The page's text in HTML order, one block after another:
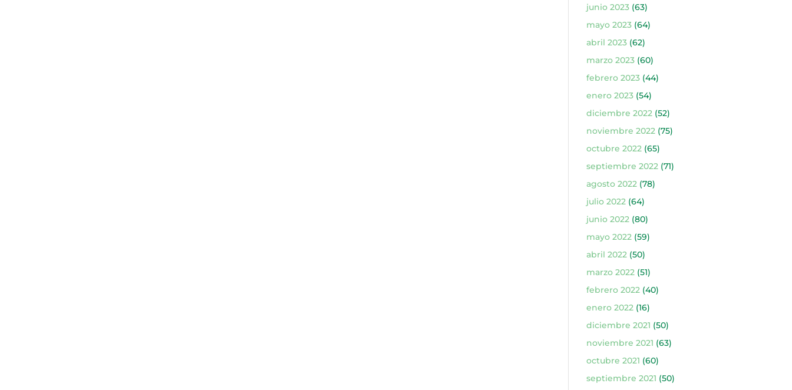
junio 2023(63)
mayo 2023(64)
abril 2023(62)
marzo 2023(60)
febrero 2023(44)
enero 2023(54)
diciembre 2022(52)
noviembre 2022(75)
octubre 2022(65)
septiembre 2022(71)
agosto 2022(78)
julio 2022(64)
junio 2022(80)
mayo 2022(59)
abril 2022(50)
marzo 2022(51)
febrero 2022(40)
enero 2022(16)
diciembre 2021 (50)
noviembre 2021 (63)
octubre 2021 (60)
septiembre 2021 (50)